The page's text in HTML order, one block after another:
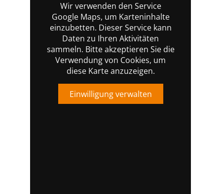
Wir verwenden den Service
Google Maps, um Karteninhalte
einzubetten. Dieser Service kann
Daten zu Ihren Aktivitäten
sammeln. Bitte akzeptieren Sie die
Verwendung von Cookies, um
diese Karte anzuzeigen.
Einwilligung verwalten